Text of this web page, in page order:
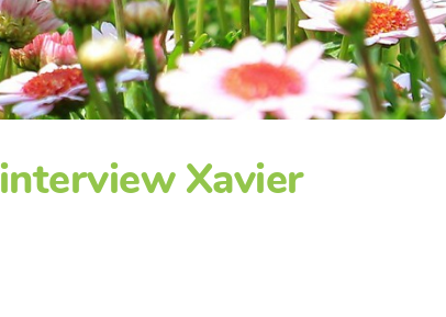
Xavier